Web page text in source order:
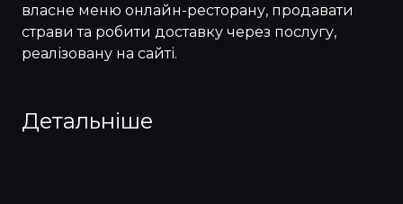
власне меню онлайн-ресторану, продавати
страви та робити доставку через послугу,
реалізовану на сайті.
Детальніше